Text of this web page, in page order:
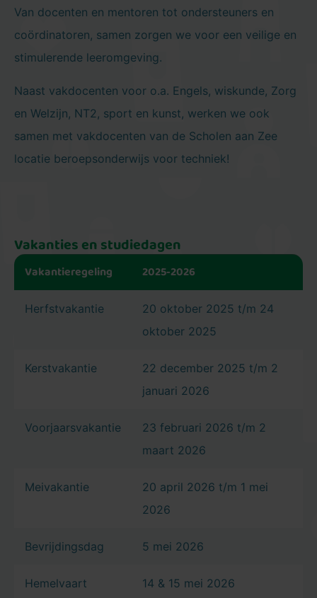
Van docenten en mentoren tot ondersteuners en
coördinatoren, samen zorgen we voor een veilige en
stimulerende leeromgeving.
Naast vakdocenten voor o.a. Engels, wiskunde, Zorg
en Welzijn, NT2, sport en kunst, werken we ook
samen met vakdocenten van de Scholen aan Zee
locatie beroepsonderwijs voor techniek!
Vakanties en studiedagen
Vakantieregeling 2025-2026
Herfstvakantie
20 oktober 2025 t/m 24
oktober 2025
Kerstvakantie
22 december 2025 t/m 2
januari 2026
Voorjaarsvakantie
23 februari 2026 t/m 2
maart 2026
Meivakantie
20 april 2026 t/m 1 mei
2026
Bevrijdingsdag 5 mei 2026
Hemelvaart 14 & 15 mei 2026